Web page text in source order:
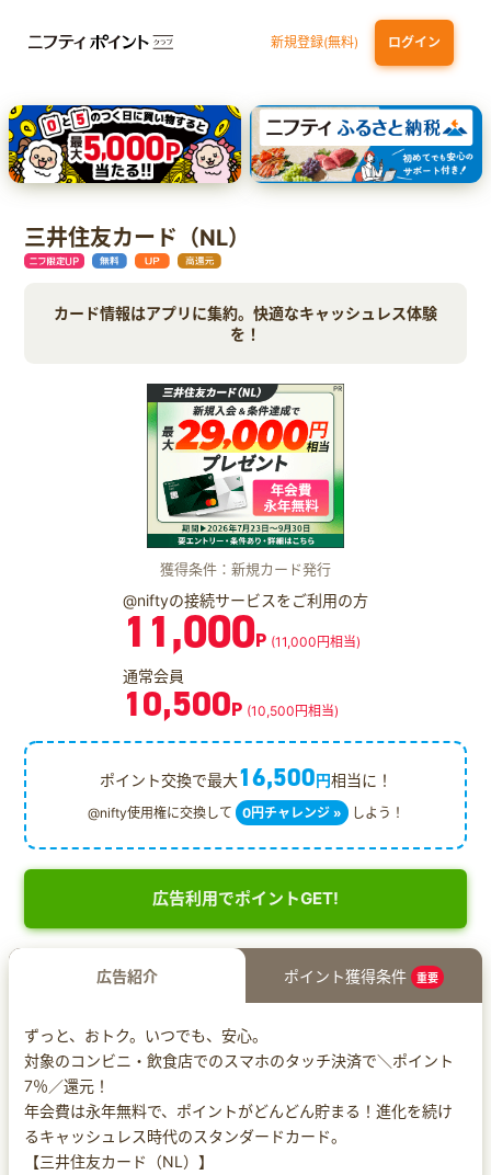
新規登録(無料) ログイン
三井住友カード（NL）オーロラデザイン
【三井住友銀行口座お持ちの方専用】Olive口座切替 P-one Wiz
ライフカードビジネスライトプラス dカード
三井住友カード（NL）
カード情報はアプリに集約。快適なキャッシュレス体験
を！
獲得条件：新規カード発行
@niftyの接続サービスをご利用の方
11,000P (11,000円相当)
通常会員
10,500P (10,500円相当)
ポイント交換で最大16,500円相当に！
@nifty使用権に交換して 0円チャレンジ » しよう！
広告利用でポイントGET!
広告紹介 ポイント獲得条件 重要
ずっと、おトク。いつでも、安心。
対象のコンビニ・飲食店でのスマホのタッチ決済で＼ポイント
7％／還元！
年会費は永年無料で、ポイントがどんどん貯まる！進化を続け
るキャッシュレス時代のスタンダードカード。
【三井住友カード（NL）】